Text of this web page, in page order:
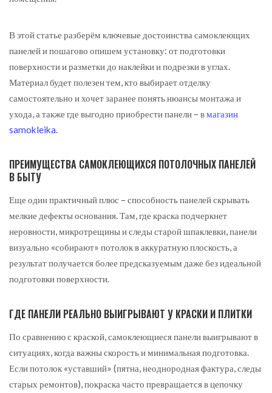
В этой статье разберём ключевые достоинства самоклеющих
панелей и пошагово опишем установку: от подготовки
поверхности и разметки до наклейки и подрезки в углах.
Материал будет полезен тем, кто выбирает отделку
самостоятельно и хочет заранее понять нюансы монтажа и
ухода, а также где выгодно приобрести панели – вмагазин
samokleika.
ПРЕИМУЩЕСТВА САМОКЛЕЮЩИХСЯ ПОТОЛОЧНЫХ ПАНЕЛЕЙ
В БЫТУ
Еще один практичный плюс – способность панелей скрывать
мелкие дефекты основания. Там, где краска подчеркнет
неровности, микротрещины и следы старой шпаклевки, панели
визуально «собирают» потолок в аккуратную плоскость, а
результат получается более предсказуемым даже без идеальной
подготовки поверхности.
ГДЕ ПАНЕЛИ РЕАЛЬНО ВЫИГРЫВАЮТ У КРАСКИ И ПЛИТКИ
По сравнению с краской, самоклеющиеся панели выигрывают в
ситуациях, когда важны скорость и минимальная подготовка.
Если потолок «уставший» (пятна, неоднородная фактура, следы
старых ремонтов), покраска часто превращается в цепочку